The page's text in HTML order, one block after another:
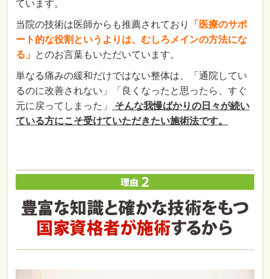
ています。
当院の技術は医師からも推薦されており
「医療のサポ
ート的な役割というよりは、むしろメインの方法にな
る」 とのお言葉もいただいています。
単なる痛みの緩和だけではない整体は、「通院してい
るのに改善されない」「良くなったと思ったら、すぐ
元に戻ってしまった」
そんな我慢ばかりの日々が続い
ている方にこそ受けていただきたい施術法です。